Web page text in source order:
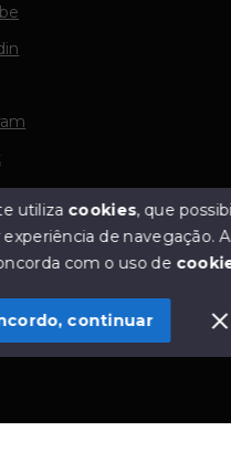
Olá! Estamos disponíveis
2026 - TORQUATO ∴
42643f | 136.004f Perito
utiliza cookies, que
de navegação.
com o uso de
continuar